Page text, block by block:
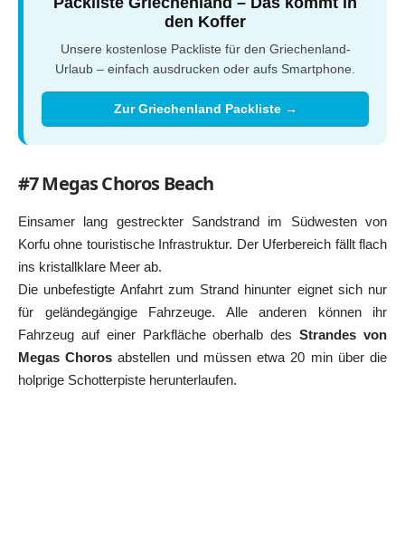
den Koffer
Unsere kostenlose Packliste für den Griechenland-
Urlaub – einfach ausdrucken oder aufs Smartphone.
Zur Griechenland Packliste →
#7 Megas Choros Beach
Einsamer lang gestreckter Sandstrand im Südwesten von
Korfu ohne touristische Infrastruktur. Der Uferbereich fällt flach
ins kristallklare Meer ab.
Die unbefestigte Anfahrt zum Strand hinunter eignet sich nur
für geländegängige Fahrzeuge. Alle anderen können ihr
Fahrzeug auf einer Parkfläche oberhalb desStrandes von
Megas Choros abstellen und müssen etwa 20 min über die
holprige Schotterpiste herunterlaufen.